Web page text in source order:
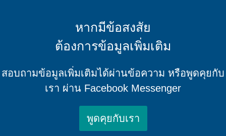
หากมีข้อสงสัย
ต้องการข้อมูลเพิ่มเติม
สอบถามข้อมูลเพิ่มเติมได้ผ่านข้อความ หรือพูดคุยกับ
เรา ผ่าน Facebook Messenger
พูดคุยกับเรา